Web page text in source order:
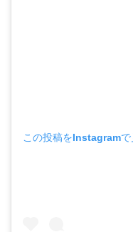
この投稿をInstagramで